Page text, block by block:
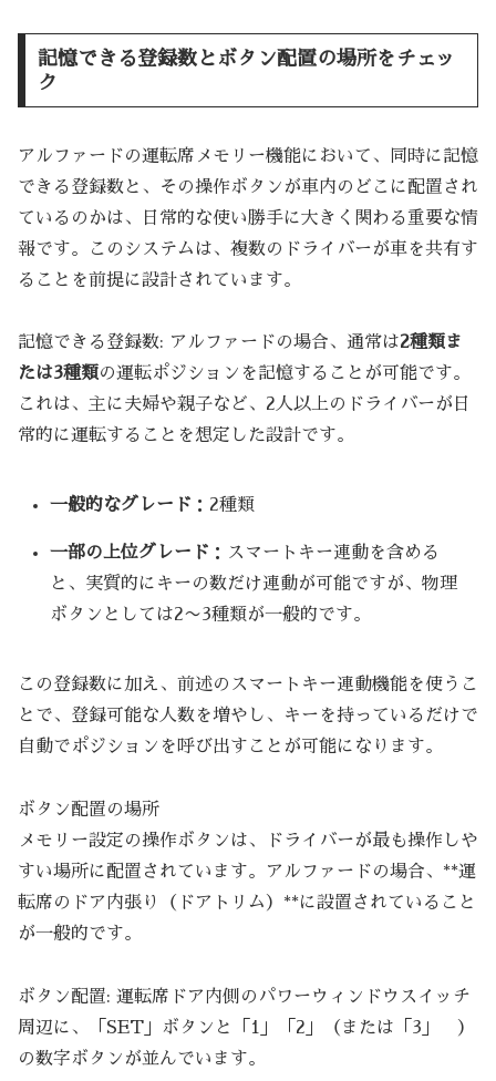
記憶できる登録数とボタン配置の場所をチェッ
ク
アルファードの運転席メモリー機能において、同時に記憶
できる登録数と、その操作ボタンが車内のどこに配置され
ているのかは、日常的な使い勝手に大きく関わる重要な情
報です。このシステムは、複数のドライバーが車を共有す
ることを前提に設計されています。
記憶できる登録数: アルファードの場合、通常は2種類ま
たは3種類の運転ポジションを記憶することが可能です。
これは、主に夫婦や親子など、2人以上のドライバーが日
常的に運転することを想定した設計です。
一般的なグレード ：2種類
一部の上位グレード ：スマートキー連動を含める
と、実質的にキーの数だけ連動が可能ですが、物理
ボタンとしては2〜3種類が一般的です。
この登録数に加え、前述のスマートキー連動機能を使うこ
とで、登録可能な人数を増やし、キーを持っているだけで
自動でポジションを呼び出すことが可能になります。
ボタン配置の場所
メモリー設定の操作ボタンは、ドライバーが最も操作しや
すい場所に配置されています。アルファードの場合、**運
転席のドア内張り（ドアトリム）**に設置されていること
が一般的です。
ボタン配置: 運転席ドア内側のパワーウィンドウスイッチ
周辺に、「SET」ボタンと「1」「2」（または「3」 ）
の数字ボタンが並んでいます。